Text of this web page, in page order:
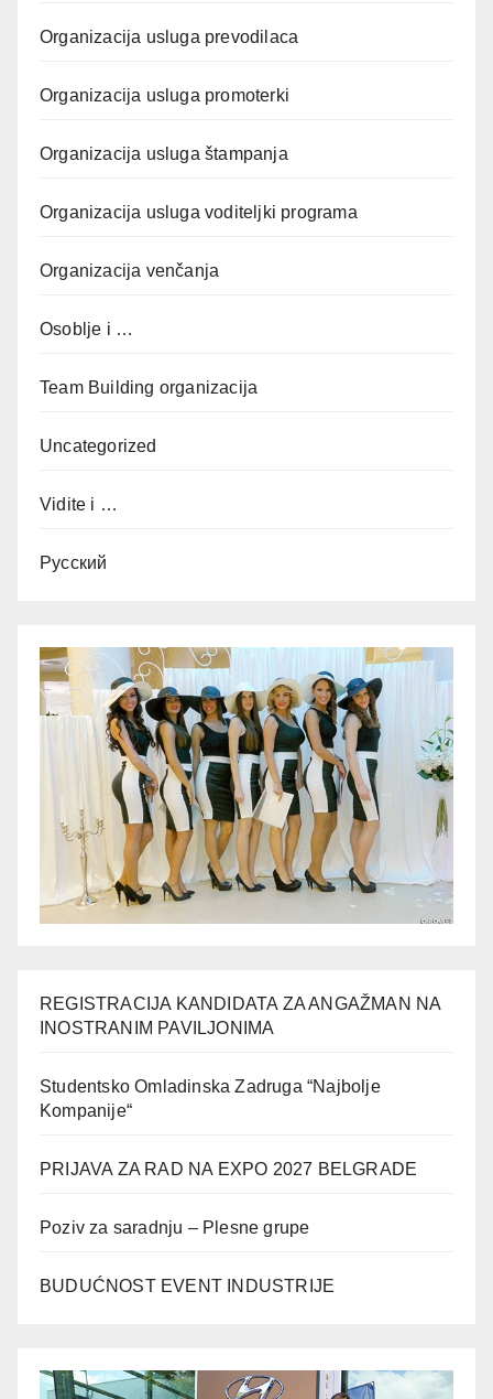
Organizacija usluga prevodilaca
Organizacija usluga promoterki
Organizacija usluga štampanja
Organizacija usluga voditeljki programa
Organizacija venčanja
Osoblje i …
Team Building organizacija
Uncategorized
Vidite i …
Русский
REGISTRACIJA KANDIDATA ZA ANGAŽMAN NA
INOSTRANIM PAVILJONIMA
Studentsko Omladinska Zadruga “Najbolje
Kompanije“
PRIJAVA ZA RAD NA EXPO 2027 BELGRADE
Poziv za saradnju – Plesne grupe
BUDUĆNOST EVENT INDUSTRIJE